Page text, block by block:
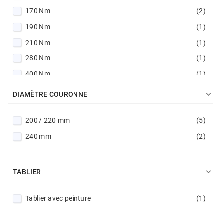
170 Nm
(2)
190 Nm
(1)
210 Nm
(1)
280 Nm
(1)
400 Nm
(1)
DIAMÈTRE COURONNE 
200 / 220 mm
(5)
240 mm
(2)
TABLIER 
Tablier avec peinture
(1)